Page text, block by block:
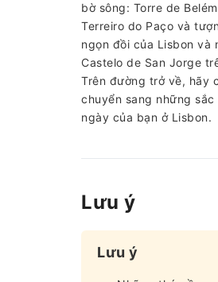
bờ sông: Torre de
Terreiro do Paço và
ngọn đồi của Lisbon và
Castelo de San Jorge
Trên đường trở về, hãy
chuyển sang những
ngày của bạn ở Lisbon.
Lưu ý
Lưu ý